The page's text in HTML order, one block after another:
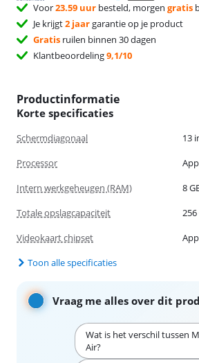
Voor23.59 uur besteld, morgen gratis
Je krijgt2 jaargarantie op je product
Gratis ruilen binnen 30 dagen
Klantbeoordeling9,1/10
Productinformatie
Korte specificaties
Schermdiagonaal
13
Processor
Intern werkgeheugen (RAM)
8
Totale opslagcapaciteit
256
Videokaart chipset
Toon alle specificaties
Vraag me alles over dit
Wat is het verschil tussen
Air?